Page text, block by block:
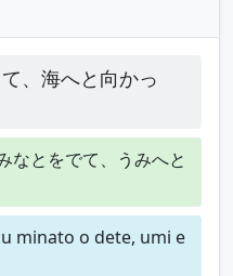
、海へと向かっ
なとをでて、うみへと
minato o dete, umi e